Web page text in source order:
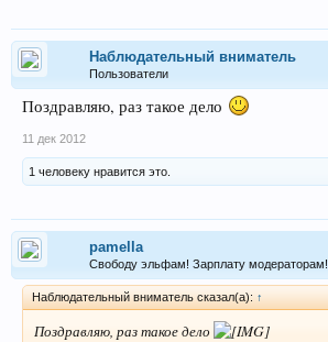
Наблюдательный вниматель
Пользователи
Поздравляю, раз такое дело
11 дек 2012
1 человеку нравится это.
pamella
Свободу эльфам! Зарплату модераторам!
Наблюдательный вниматель сказал(а): ↑
Поздравляю, раз такое дело